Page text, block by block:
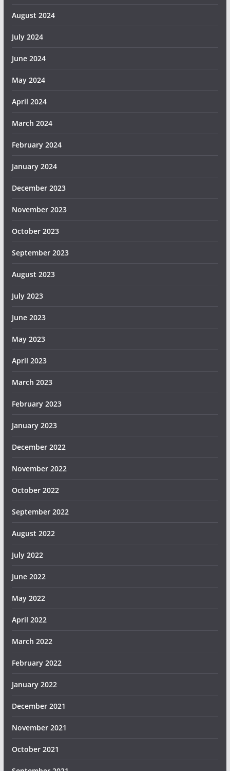
August 2024
July 2024
June 2024
May 2024
April 2024
March 2024
February 2024
January 2024
December 2023
November 2023
October 2023
September 2023
August 2023
July 2023
June 2023
May 2023
April 2023
March 2023
February 2023
January 2023
December 2022
November 2022
October 2022
September 2022
August 2022
July 2022
June 2022
May 2022
April 2022
March 2022
February 2022
January 2022
December 2021
November 2021
October 2021